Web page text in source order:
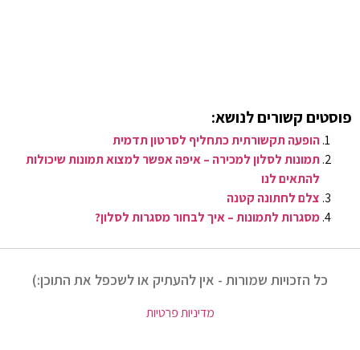
פוסטים קשורים לנושא:
הופעה תקשורתית כתחליף לסרטון תדמית
תמונות לסלון למכירה – איפה אפשר למצוא תמונות שיכולות
להתאים לנו
צלם לחתונה קטנה
מסגרות לתמונות – איך לבחור מסגרות לסלון?
כל הזכויות שמורות - אין להעתיק או לשכפל את התוכן:)
מדיניות פרטיות